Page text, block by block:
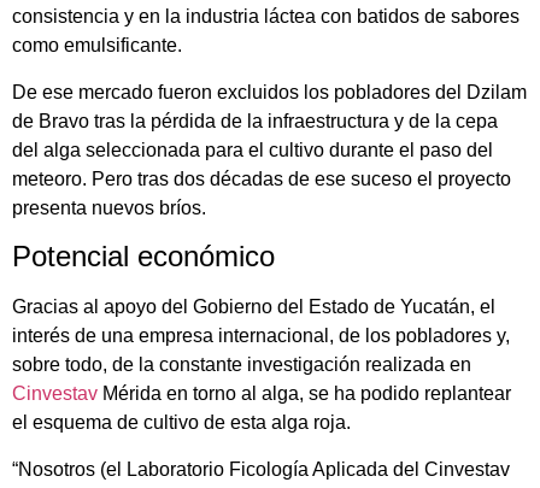
consistencia y en la industria láctea con batidos de sabores
como emulsificante.
De ese mercado fueron excluidos los pobladores del Dzilam
de Bravo tras la pérdida de la infraestructura y de la cepa
del alga seleccionada para el cultivo durante el paso del
meteoro. Pero tras dos décadas de ese suceso el proyecto
presenta nuevos bríos.
Potencial económico
Gracias al apoyo del Gobierno del Estado de Yucatán, el
interés de una empresa internacional, de los pobladores y,
sobre todo, de la constante investigación realizada en
Cinvestav Mérida en torno al alga, se ha podido replantear
el esquema de cultivo de esta alga roja.
“Nosotros (el Laboratorio Ficología Aplicada del Cinvestav